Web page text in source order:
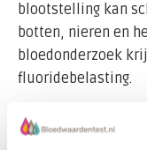
blootstelling kan
botten, nieren en
bloedonderzoek
fluoridebelasting.